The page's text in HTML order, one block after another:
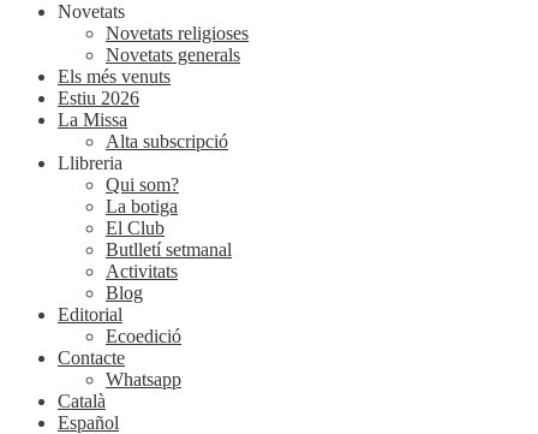
Novetats
Novetats religioses
Novetats generals
Els més venuts
Estiu 2026
La Missa
Alta subscripció
Llibreria
Qui som?
La botiga
El Club
Butlletí setmanal
Activitats
Blog
Editorial
Ecoedició
Contacte
Whatsapp
Català
Español